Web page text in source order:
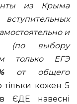
из Крыма
и
(по выбору
только ЕГЭ
от общего
тільки кожен 5
ЄДЕ навесні